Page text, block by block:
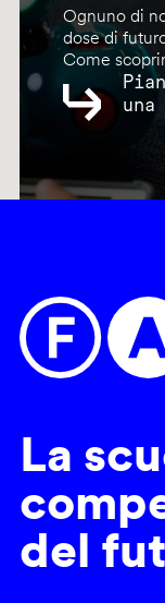
Ognuno di
dose di
Come
La
del